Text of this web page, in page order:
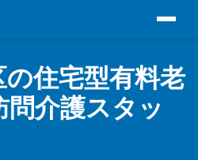
住宅型有料老
問介護スタッ